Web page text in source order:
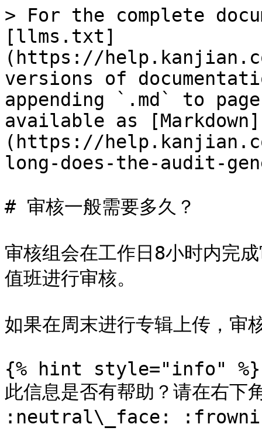
> For the complete
[llms.txt]
(https://
versions of
appending `.md` to
available as [Markdown]
(https://
long-does-the-audit-
# 审核一般需要多久？
审核组会在工作日8小时内完
值班进行审核。
如果在周末进行专辑上传，审
{% hint style="info" %}
此信息是否有帮助？请在
:neutral\_face: